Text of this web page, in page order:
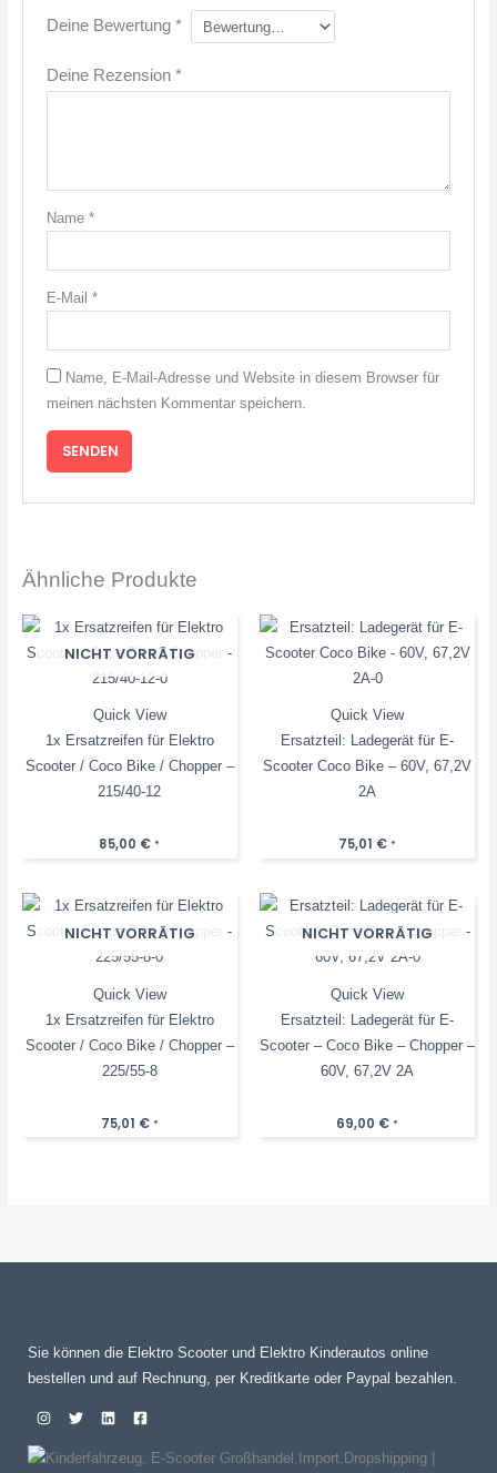
Deine Bewertung *
Deine Rezension *
Name *
E-Mail *
Name, E-Mail-Adresse und Website in diesem Browser für
meinen nächsten Kommentar speichern.
Ähnliche Produkte
NICHT VORRÄTIG
Quick View
1x Ersatzreifen für Elektro
Scooter / Coco Bike / Chopper –
215/40-12
85,00 € *
Quick View
Ersatzteil: Ladegerät für E-
Scooter Coco Bike – 60V, 67,2V
2A
75,01 € *
NICHT VORRÄTIG
Quick View
1x Ersatzreifen für Elektro
Scooter / Coco Bike / Chopper –
225/55-8
75,01 € *
NICHT VORRÄTIG
Quick View
Ersatzteil: Ladegerät für E-
Scooter – Coco Bike – Chopper –
60V, 67,2V 2A
69,00 € *
Sie können die Elektro Scooter und Elektro Kinderautos online
bestellen und auf Rechnung, per Kreditkarte oder Paypal bezahlen.